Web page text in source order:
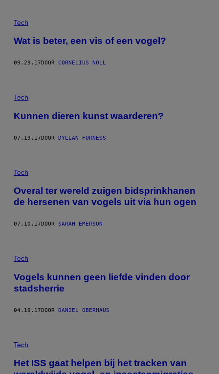
Tech
Wat is beter, een vis of een vogel?
09.29.17 DOOR CORNELIUS NOLL
Tech
Kunnen dieren kunst waarderen?
07.19.17DOOR DYLLAN FURNESS
Tech
Overal ter wereld zuigen bidsprinkhanen
de hersenen van vogels uit via hun ogen
07.10.17 DOOR SARAH EMERSON
Tech
Vogels kunnen geen liefde vinden door
stadsherrie
04.19.17DOOR DANIEL OBERHAUS
Tech
Het ISS gaat helpen bij het tracken van